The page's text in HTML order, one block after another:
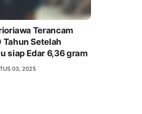
Terancam
Setelah
siap Edar 6,36 gram
03, 2025